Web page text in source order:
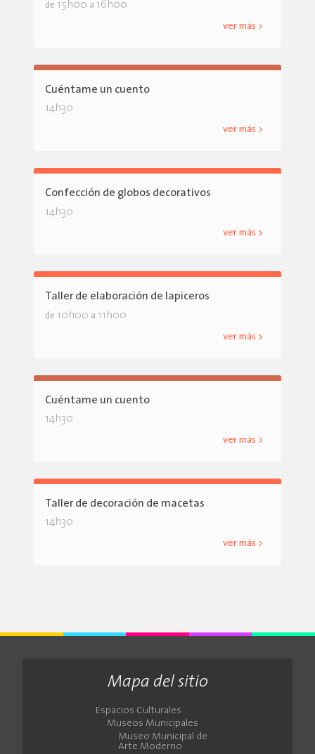
de 15h00 a 16h00
ver más >
Cuéntame un cuento
14h30
ver más >
Confección de globos decorativos
14h30
ver más >
Taller de elaboración de lapiceros
de 10h00 a 11h00
ver más >
Cuéntame un cuento
14h30
ver más >
Taller de decoración de macetas
14h30
ver más >
Mapa del sitio
Espacios Culturales
Museos Municipales
Museo Municipal de
Arte Moderno